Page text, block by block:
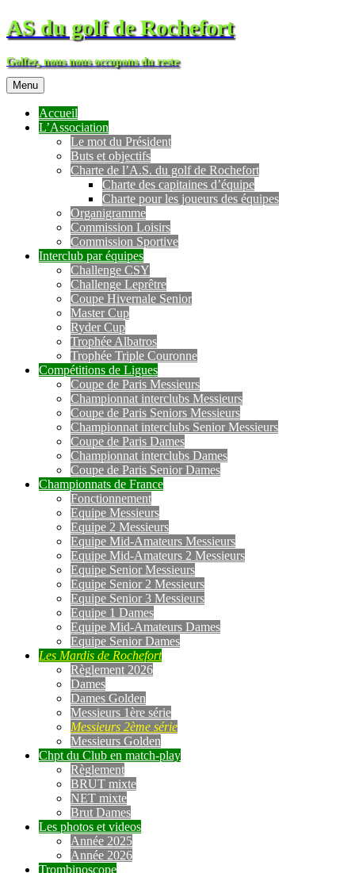
AS du golf de Rochefort
Golfez, nous nous occupons du reste
Menu
Accueil
L’Association
Le mot du Président
Buts et objectifs
Charte de l’A.S. du golf de Rochefort
Charte des capitaines d’équipe
Charte pour les joueurs des équipes
Organigramme
Commission Loisirs
Commission Sportive
Interclub par équipes
Challenge CSY
Challenge Leprêtre
Coupe Hivernale Senior
Master Cup
Ryder Cup
Trophée Albatros
Trophée Triple Couronne
Compétitions de Ligues
Coupe de Paris Messieurs
Championnat interclubs Messieurs
Coupe de Paris Seniors Messieurs
Championnat interclubs Senior Messieurs
Coupe de Paris Dames
Championnat interclubs Dames
Coupe de Paris Senior Dames
Championnats de France
Fonctionnement
Equipe Messieurs
Equipe 2 Messieurs
Equipe Mid-Amateurs Messieurs
Equipe Mid-Amateurs 2 Messieurs
Equipe Senior Messieurs
Equipe Senior 2 Messieurs
Equipe Senior 3 Messieurs
Equipe 1 Dames
Equipe Mid-Amateurs Dames
Equipe Senior Dames
Les Mardis de Rochefort
Règlement 2026
Dames
Dames Golden
Messieurs 1ère série
Messieurs 2ème série
Messieurs Golden
Chpt du Club en match-play
Règlement
BRUT mixte
NET mixte
Brut Dames
Les photos et videos
Année 2025
Année 2026
Trombinoscope